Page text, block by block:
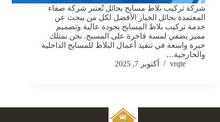
شركة تركيب بلاط مسابح بحائل تُعتبر شركة صفاء
المعتمدة بحائل الخيار الأفضل لكل من يبحث عن
خدمة تركيب بلاط المسابح بجودة عالية وتصميم
مميز يضفي لمسة فاخرة على المسبح. نحن نمتلك
خبرة واسعة في تنفيذ أعمال البلاط للمسابح الداخلية
والخارجية…
vrqte
أكتوبر 7, 2025